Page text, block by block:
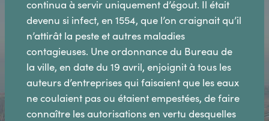
continua à servir uniquement d’égout. Il était
devenu si infect, en 1554, que l’on craignait qu’il
n’attirât la peste et autres maladies
contagieuses. Une ordonnance du Bureau de
la ville, en date du 19 avril, enjoignit à tous les
auteurs d’entreprises qui faisaient que les eaux
ne coulaient pas ou étaient empestées, de faire
connaître les autorisations en vertu desquelles